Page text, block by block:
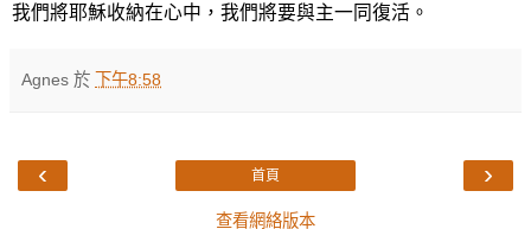
我們將耶穌收納在心中，我們將要與主一同復活。
Agnes 於 下午8:58
‹ ›
首頁
查看網絡版本